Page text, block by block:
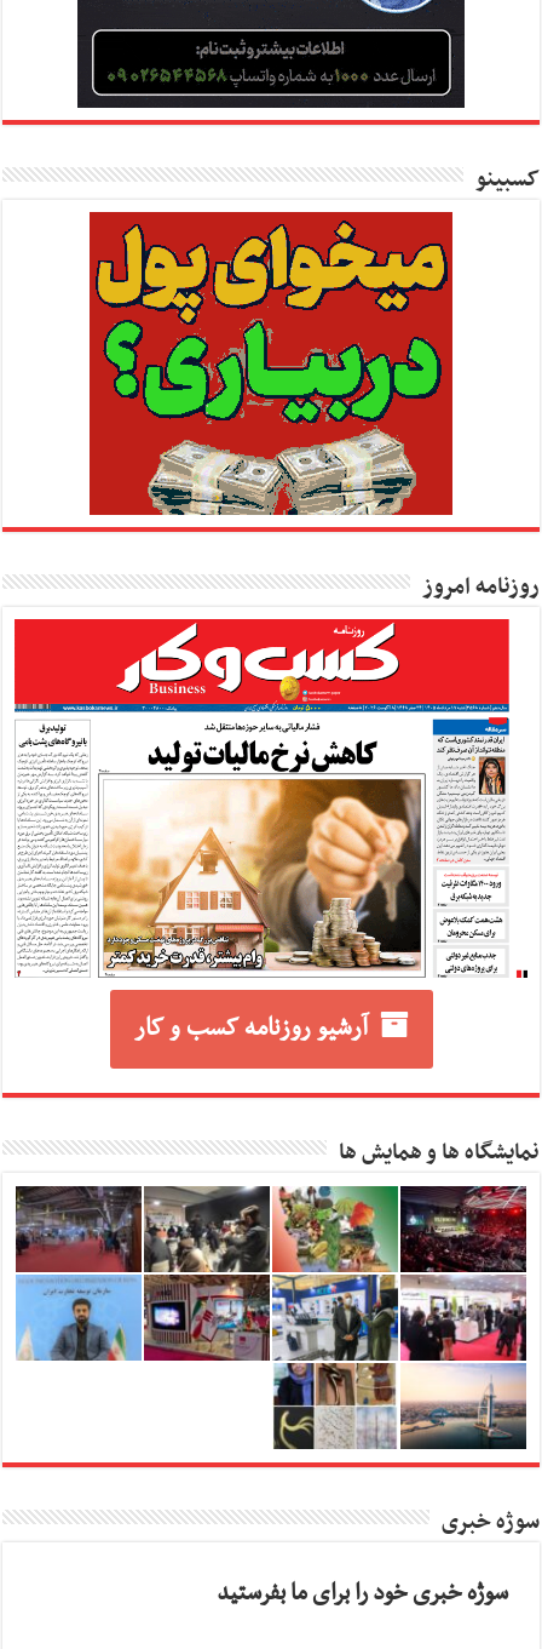
کسبینو
روزنامه امروز
آرشیو روزنامه کسب و کار
نمایشگاه ها و همایش ها
سوژه خبری
سوژه خبری خود را برای ما بفرستید